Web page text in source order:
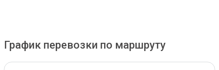
График перевозки по маршруту